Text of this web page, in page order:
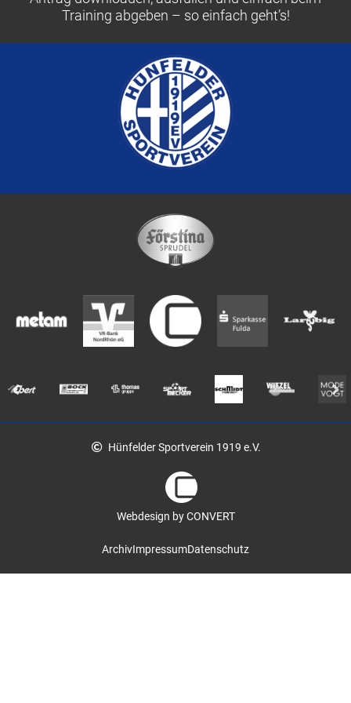
Training abgeben – so einfach geht’s!
Hünfelder Sportverein 1919 e.V.
Webdesign by CONVERT
ArchivImpressumDatenschutz